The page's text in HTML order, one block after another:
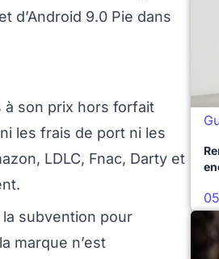
d’Android 9.0 Pie dans
à son prix hors forfait
les frais de port ni les
LDLC, Fnac, Darty et
subvention pour
marque n’est